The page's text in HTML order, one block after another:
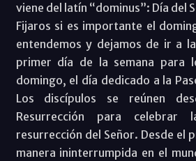
viene del latín “dominus”: Día del
Fijaros si es importante el
entendemos y dejamos de ir a
primer día de la semana para
domingo, el día dedicado a la
Los discípulos se reúnen
Resurrección para
resurrección del Señor. Desde el
manera ininterrumpida en el